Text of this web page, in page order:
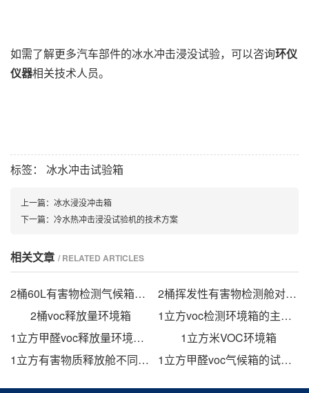
如需了解更多汽车部件的冰水冲击浸没试验，可以咨询环仪
仪器相关技术人员。
标签： 冰水冲击试验箱
上一篇： 冰水浸没冲击箱
下一篇： 冷水热冲击浸没试验机的技术方案
相关文章 / RELATED ARTICLES
2桶60L有害物检测气候箱的试验步骤
2桶挥发性有害物检测舱对塑胶跑道voc释放量的研究
2桶voc释放量环境箱
1立方voc检测环境箱的主要测试步骤
1立方甲醛voc释放量环境箱在板材voc释放量的研究
1立方米VOC环境箱
1立方有害物质释放舱不同试验中不同温湿度对结果的影响
1立方甲醛voc气候箱的试验探究